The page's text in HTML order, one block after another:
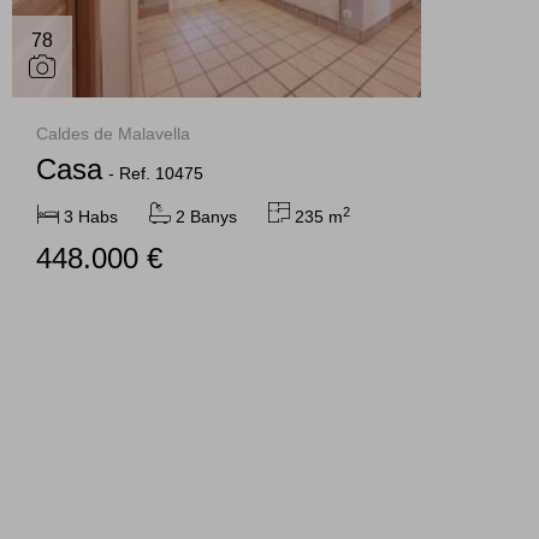
78
Caldes de Malavella
Casa - Ref. 10475
3 Habs 2 Banys 235 m2
448.000 €